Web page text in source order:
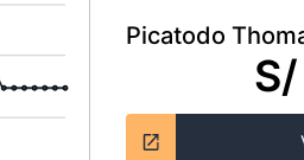
Picatodo